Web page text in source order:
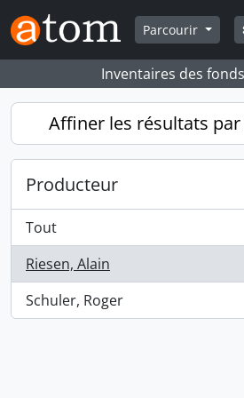
Skip to main content
Parcourir
Inventaires des
Affiner les résultats par
Producteur
Tout
Riesen, Alain
, 1 résultats
Schuler, Roger
, 1 résultats